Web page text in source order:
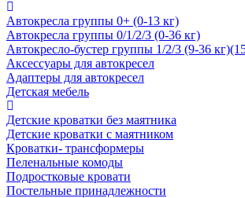
Автокресла группы 0+ (0-13 кг)
Автокресла группы 0/1/2/3 (0-36 кг)
Автокресло-бустер группы 1/2/3 (9-36
Аксессуары для автокресел
Адаптеры для автокресел
Детская мебель
Детские кроватки без маятника
Детские кроватки с маятником
Кроватки- трансформеры
Пеленальные комоды
Подростковые кровати
Постельные принадлежности